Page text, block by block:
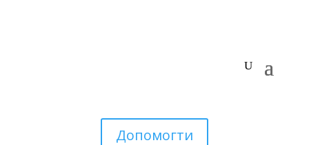
Допомогти